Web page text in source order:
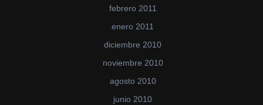
febrero 2011
enero 2011
diciembre 2010
noviembre 2010
agosto 2010
junio 2010